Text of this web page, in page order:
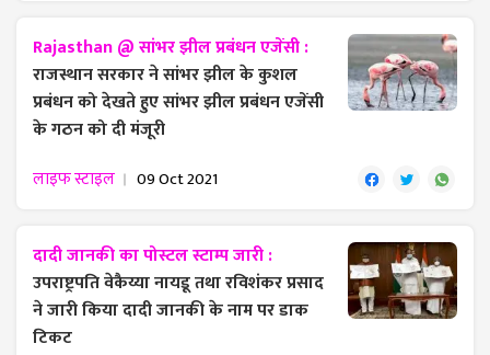
Rajasthan @ सांभर झील प्रबंधन एजेंसी :
राजस्थान सरकार ने सांभर झील के कुशल
प्रबंधन को देखते हुए सांभर झील प्रबंधन एजेंसी
के गठन को दी मंजूरी
लाइफ स्टाइल 09 Oct 2021
दादी जानकी का पोस्टल स्टाम्प जारी :
उपराष्ट्रपति वेकैय्या नायडू तथा रविशंकर प्रसाद
ने जारी किया दादी जानकी के नाम पर डाक
टिकट